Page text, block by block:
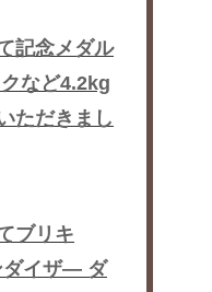
記念メダル
など4.2kg
ただきまし
ブリキ
ダイザ― ダ